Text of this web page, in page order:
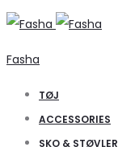
Fasha
TØJ
ACCESSORIES
SKO & STØVLER